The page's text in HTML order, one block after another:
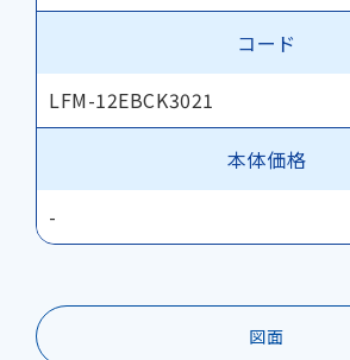
コード
LFM-12EBCK3021
本体価格
-
図面